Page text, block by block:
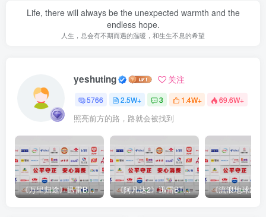
Life, there will always be the unexpected warmth and the
endless hope.
人生，总会有不期而遇的温暖，和生生不息的希望
yeshuting 关注
5766 2.5W+ 3 1.4W+ 69.6W+
照亮前方的路，路就会被找到
《万里归途》迅雷BT完整下载[mp3／3.14GB／2.15GB 《阿凡达2》迅雷BT完整下载[MP4／3.12GB／5.35GB]中